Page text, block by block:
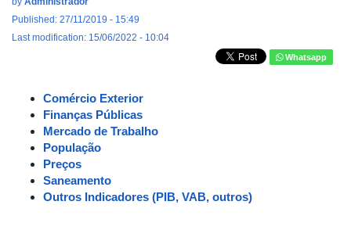
Published: 27/11/2019 - 15:49
Last modification: 15/06/2022 - 10:04
Whatsapp
Comércio Exterior
Finanças Públicas
Mercado de Trabalho
População
Preços
Saneamento
Outros Indicadores (PIB, VAB, outros)